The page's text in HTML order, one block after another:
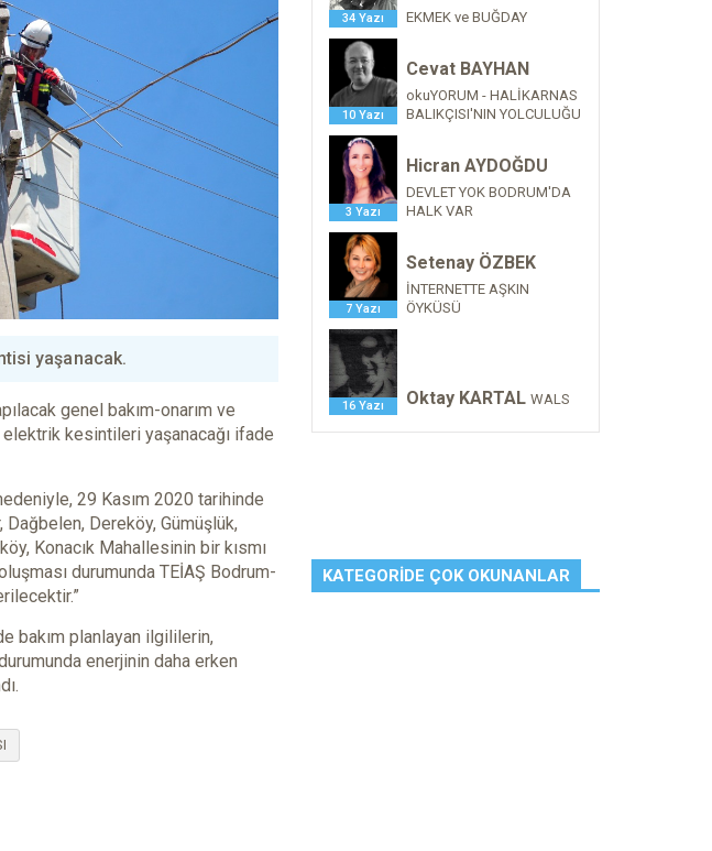
yaşanacak.
genel bakım-onarım ve
kesintileri yaşanacağı ifade
29 Kasım 2020 tarihinde
Dereköy, Gümüşlük,
Konacık Mahallesinin bir kısmı
durumunda TEİAŞ Bodrum-
bakım planlayan ilgililerin,
enerjinin daha erken
34 Yazı EKMEK ve BUĞDAY
10 Yazı
Cevat BAYHAN
okuYORUM - HALİKARNAS
BALIKÇISI'NIN YOLCULUĞU
3 Yazı
Hicran AYDOĞDU
DEVLET YOK BODRUM'DA
HALK VAR
7 Yazı
Setenay ÖZBEK
İNTERNETTE AŞKIN
ÖYKÜSÜ
16 Yazı Oktay KARTAL WALS
KATEGORIDE ÇOK OKUNANLAR